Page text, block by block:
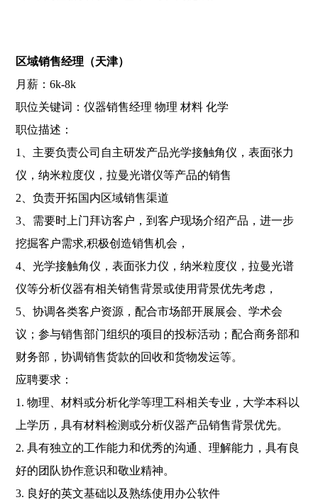
区域销售经理（天津）
月薪：6k-8k
职位关键词：仪器销售经理 物理 材料 化学
职位描述：
1、主要负责公司自主研发产品光学接触角仪，表面张力
仪，纳米粒度仪，拉曼光谱仪等产品的销售
2、负责开拓国内区域销售渠道
3、需要时上门拜访客户，到客户现场介绍产品，进一步
挖掘客户需求,积极创造销售机会，
4、光学接触角仪，表面张力仪，纳米粒度仪，拉曼光谱
仪等分析仪器有相关销售背景或使用背景优先考虑，
5、协调各类客户资源，配合市场部开展展会、学术会
议；参与销售部门组织的项目的投标活动；配合商务部和
财务部，协调销售货款的回收和货物发运等。
应聘要求：
1. 物理、材料或分析化学等理工科相关专业，大学本科以
上学历，具有材料检测或分析仪器产品销售背景优先。
2. 具有独立的工作能力和优秀的沟通、理解能力，具有良
好的团队协作意识和敬业精神。
3. 良好的英文基础以及熟练使用办公软件